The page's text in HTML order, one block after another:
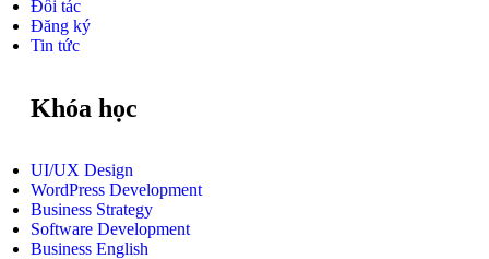
Đối tác
Đăng ký
Tin tức
Khóa học
UI/UX Design
WordPress Development
Business Strategy
Software Development
Business English